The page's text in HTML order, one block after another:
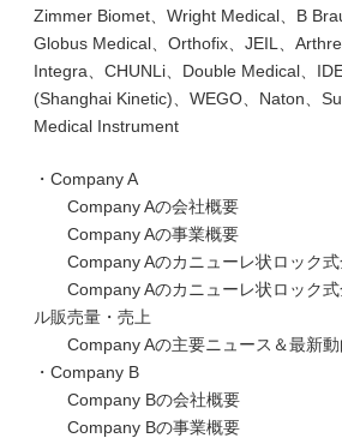
Zimmer Biomet、Wright Medical、B
Globus Medical、Orthofix、JEIL、
Integra、CHUNLi、Double Medical、
(Shanghai Kinetic)、WEGO、Naton、
Medical Instrument
・Company A
Company Aの会社概要
Company Aの事業概要
Company Aのカニューレ状ロック式
Company Aのカニューレ状ロック式
ル販売量・売上
Company Aの主要ニュース＆最新動
・Company B
Company Bの会社概要
Company Bの事業概要